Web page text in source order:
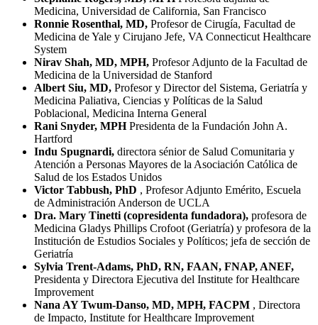
Medicina, Universidad de California, San Francisco
Ronnie Rosenthal, MD, Profesor de Cirugía, Facultad de
Medicina de Yale y Cirujano Jefe, VA Connecticut Healthcare
System
Nirav Shah, MD, MPH, Profesor Adjunto de la Facultad de
Medicina de la Universidad de Stanford
Albert Siu, MD, Profesor y Director del Sistema, Geriatría y
Medicina Paliativa, Ciencias y Políticas de la Salud
Poblacional, Medicina Interna General
Rani Snyder, MPHPresidenta de la Fundación John A.
Hartford
Indu Spugnardi, directora sénior de Salud Comunitaria y
Atención a Personas Mayores de la Asociación Católica de
Salud de los Estados Unidos
Victor Tabbush, PhD , Profesor Adjunto Emérito, Escuela
de Administración Anderson de UCLA
Dra. Mary Tinetti (copresidenta fundadora), profesora de
Medicina Gladys Phillips Crofoot (Geriatría) y profesora de la
Institución de Estudios Sociales y Políticos; jefa de sección de
Geriatría
Sylvia Trent-Adams, PhD, RN, FAAN, FNAP, ANEF,
Presidenta y Directora Ejecutiva del Institute for Healthcare
Improvement
Nana AY Twum-Danso, MD, MPH, FACPM , Directora
de Impacto, Institute for Healthcare Improvement